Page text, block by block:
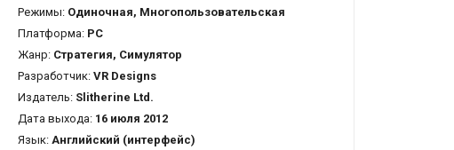
Режимы: Одиночная, Многопользовательская
Платформа: PC
Жанр: Стратегия, Симулятор
Разработчик: VR Designs
Издатель: Slitherine Ltd.
Дата выхода: 16 июля 2012
Язык: Английский (интерфейс)